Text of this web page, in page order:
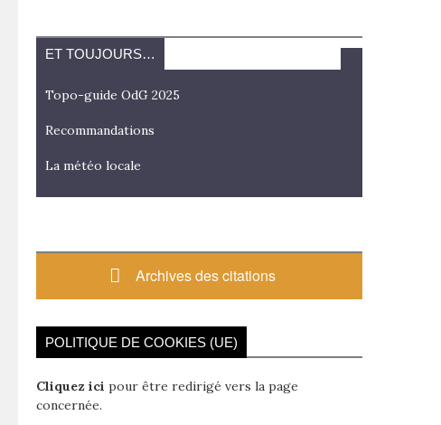
ET TOUJOURS…
Topo-guide OdG 2025
Recommandations
La météo locale
Archives des citations
POLITIQUE DE COOKIES (UE)
Cliquez ici pour être redirigé vers la page
concernée.